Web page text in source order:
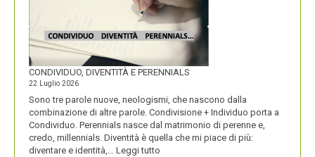
CONDIVIDUO, DIVENTITÀ E PERENNIALS
22 Luglio 2026
Sono tre parole nuove, neologismi, che nascono dalla
combinazione di altre parole. Condivisione + Individuo porta a
Condividuo. Perennials nasce dal matrimonio di perenne e,
credo, millennials. Diventità è quella che mi piace di più:
diventare e identità,… Leggi tutto